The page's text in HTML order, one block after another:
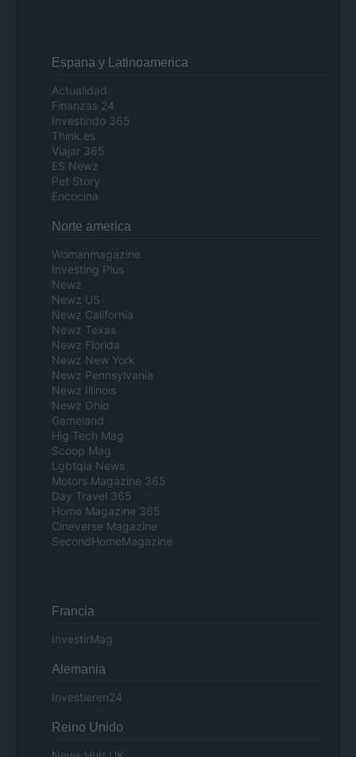
Espana y Latinoamerica
Actualidad
Finanzas 24
Investindo 365
Think.es
Viajar 365
ES Newz
Pet Story
Encocina
Norte america
Womanmagazine
Investing Plus
Newz
Newz US
Newz California
Newz Texas
Newz Florida
Newz New York
Newz Pennsylvania
Newz Illinois
Newz Ohio
Gameland
Hig Tech Mag
Scoop Mag
Lgbtqia News
Motors Magazine 365
Day Travel 365
Home Magazine 365
Cineverse Magazine
SecondHomeMagazine
Francia
InvestirMag
Alemania
Investieren24
Reino Unido